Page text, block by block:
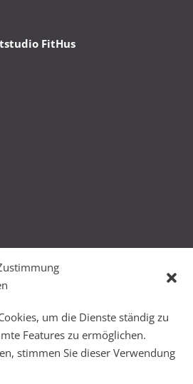
um die Dienste ständig zu
Features zu ermöglichen.
stimmen Sie dieser Verwendung
FitHus